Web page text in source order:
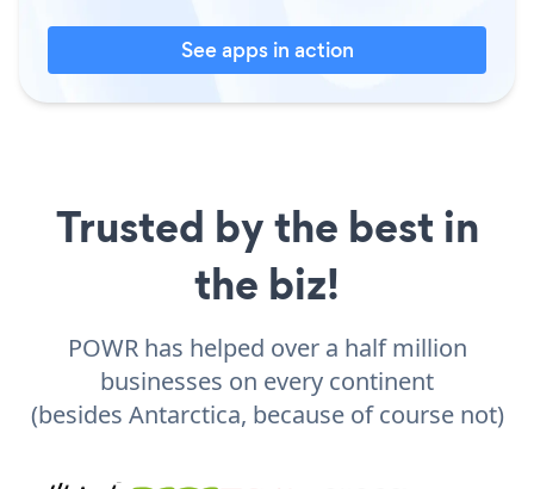
See apps in action
Trusted by the best in
the biz!
POWR has helped over a half million
businesses on every continent
(besides Antarctica, because of course not)